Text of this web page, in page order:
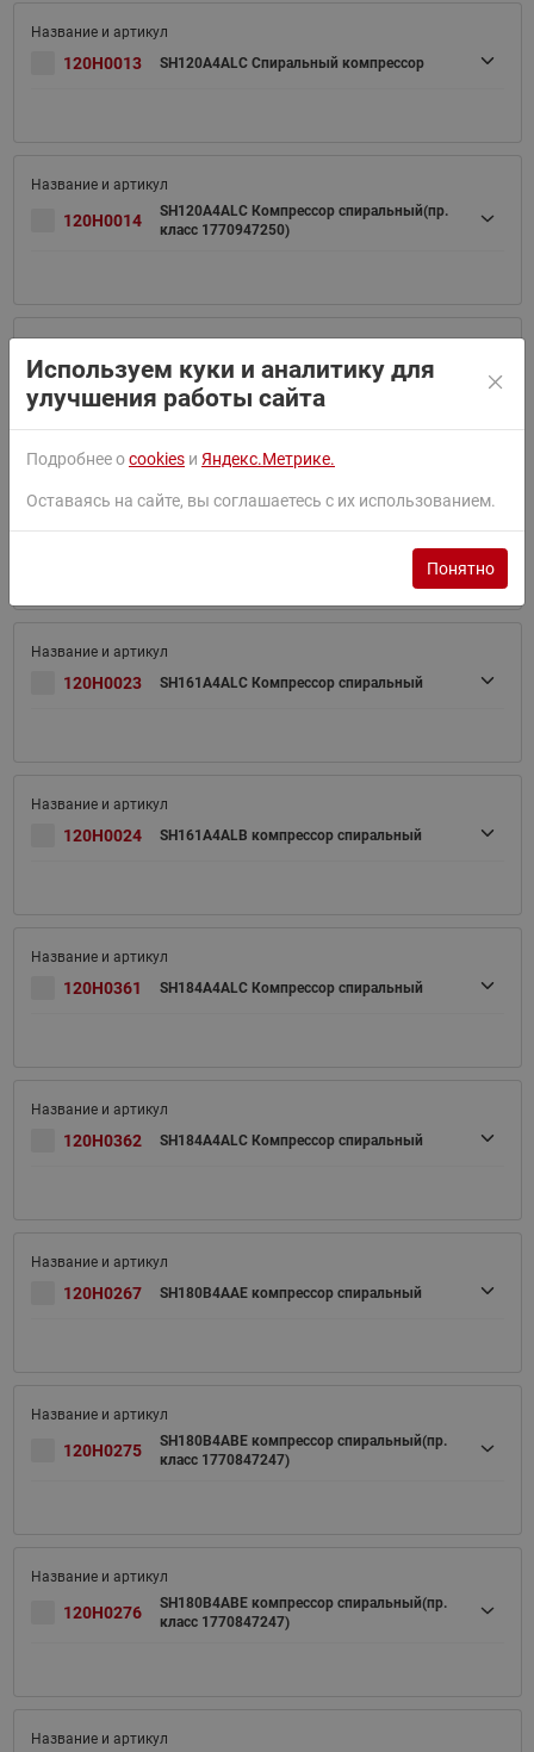
120H0013 SH120A4ALC Спиральный компрессор
120H0014
SH120A4ALC Компрессор спиральный(пр.
класс 1770947250)
120H0201 SH140A4ALC Компрессор спиральный
120H0202 SH140A4ALB Компрессор спиральный
120H0023 SH161A4ALC Компрессор спиральный
120H0024 SH161A4ALB компрессор спиральный
120H0361 SH184A4ALC Компрессор спиральный
120H0362 SH184A4ALC Компрессор спиральный
120H0267 SH180B4AAE компрессор спиральный
120H0275
SH180B4ABE компрессор спиральный(пр.
класс 1770847247)
120H0276
SH180B4ABE компрессор спиральный(пр.
класс 1770847247)
Используем куки и аналитику для
улучшения работы сайта
Подробнее оcookies и Яндекс.Метрике.
Оставаясь на сайте, вы соглашаетесь с их использованием.
Понятно